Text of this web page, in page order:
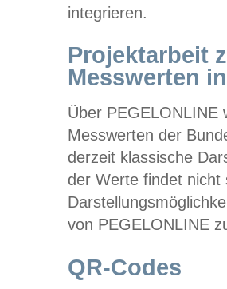
integrieren.
Projektarbeit
Messwerten
Über PEGELONLINE
Messwerten der
derzeit klassische
der Werte findet
von PEGELONLINE
QR-Codes